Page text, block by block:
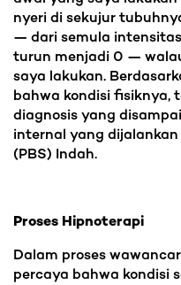
nyeri di sekujur
— dari semula
turun menjadi 0 —
saya lakukan.
bahwa kondisi fisiknya,
diagnosis yang
internal yang
(PBS) Indah.
Proses Hipnoterapi
Dalam proses
percaya bahwa kondisi